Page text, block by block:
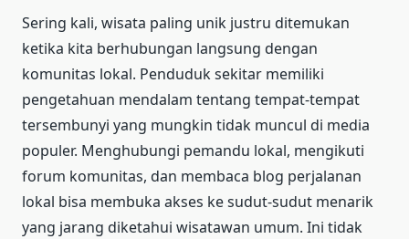
Sering kali, wisata paling unik justru ditemukan
ketika kita berhubungan langsung dengan
komunitas lokal. Penduduk sekitar memiliki
pengetahuan mendalam tentang tempat-tempat
tersembunyi yang mungkin tidak muncul di media
populer. Menghubungi pemandu lokal, mengikuti
forum komunitas, dan membaca blog perjalanan
lokal bisa membuka akses ke sudut-sudut menarik
yang jarang diketahui wisatawan umum. Ini tidak